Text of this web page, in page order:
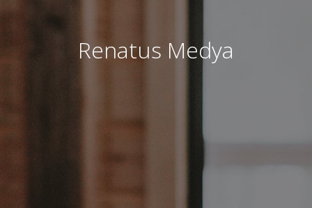
Renatus Medya